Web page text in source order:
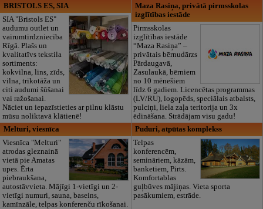
BRISTOLS ES, SIA
SIA "Bristols ES"
audumu outlet un
vairumtirdzniecība
Rīgā. Plašs un
kvalitatīvs tekstila
sortiments:
kokvilna, lins, zīds,
vilna, trikotāža un
citi audumi šūšanai
vai ražošanai.
Nāciet un iepazīstieties ar pilnu klāstu
mūsu noliktavā klātienē!
Maza Rasiņa, privātā pirmsskolas
izglītības iestāde
Pirmsskolas
izglītības iestāde
“Maza Rasiņa” –
privātais bērnudārzs
Pārdaugavā,
Zasulaukā, bērniem
no 10 mēnešiem
līdz 6 gadiem. Licencētas programmas
(LV/RU), logopēds, speciālais atbalsts,
pulciņi, liela zaļa teritorija un 3x
ēdināšana. Strādājam visu gadu!
Melturi, viesnīca
Viesnīca "Melturi"
atrodas gleznainā
vietā pie Amatas
upes. Ērta
piebraukšana,
autostāvvieta. Mājīgi 1-vietīgi un 2-
vietīgi numuri, sauna, baseins,
kamīnzāle, telpas konferenču rīkošanai.
Puduri, atpūtas komplekss
Telpas
konferencēm,
semināriem, kāzām,
banketiem, Pirts.
Komfortablas
guļbūves mājiņas. Vieta sporta
pasākumiem, estrāde.